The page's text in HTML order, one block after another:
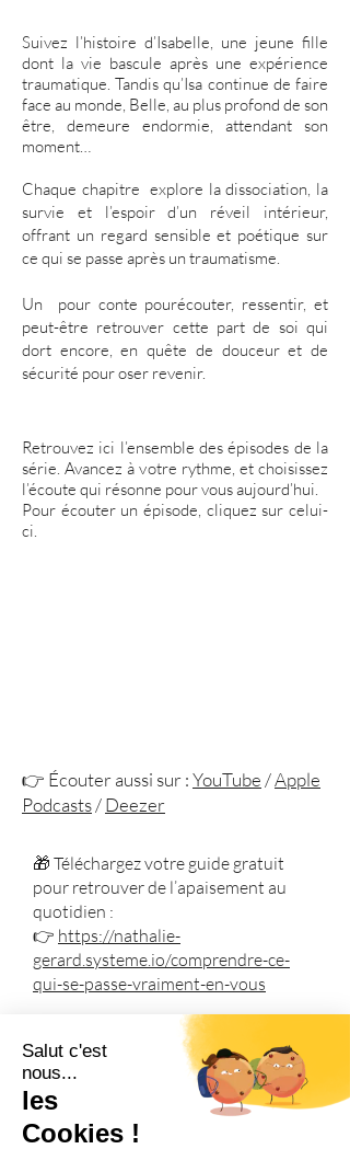
Suivez l’histoire d’Isabelle, une jeune fille
dont la vie bascule après une expérience
traumatique. Tandis qu’Isa continue de faire
face au monde, Belle, au plus profond de son
être, demeure endormie, attendant son
moment…
Chaque chapitre explore la dissociation, la
survie et l’espoir d’un réveil intérieur,
offrant un regard sensible et poétique sur
ce qui se passe après un traumatisme.
Un pour conte pourécouter, ressentir, et
peut-être retrouver cette part de soi qui
dort encore, en quête de douceur et de
sécurité pour oser revenir.
Retrouvez ici l’ensemble des épisodes de la
série. Avancez à votre rythme, et choisissez
l’écoute qui résonne pour vous aujourd’hui.
Pour écouter un épisode, cliquez sur celui-
ci.
👉 Écouter aussi sur :YouTube /Apple
Podcasts/Deezer
🎁 Téléchargez votre guide gratuit
pour retrouver de l’apaisement au
quotidien :
👉 https://nathalie-
gerard.systeme.io/comprendre-ce-
qui-se-passe-vraiment-en-vous